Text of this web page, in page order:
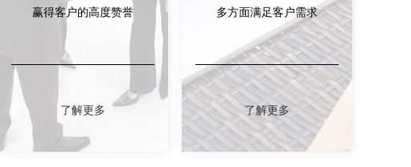
赢得客户的高度赞誉
了解更多
多方面满足客户需求
了解更多